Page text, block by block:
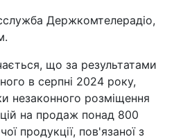
Держкомтелерадіо,
що за результатами
в серпні 2024 року,
незаконного розміщення
на продаж понад 800
продукції, пов'язаної з